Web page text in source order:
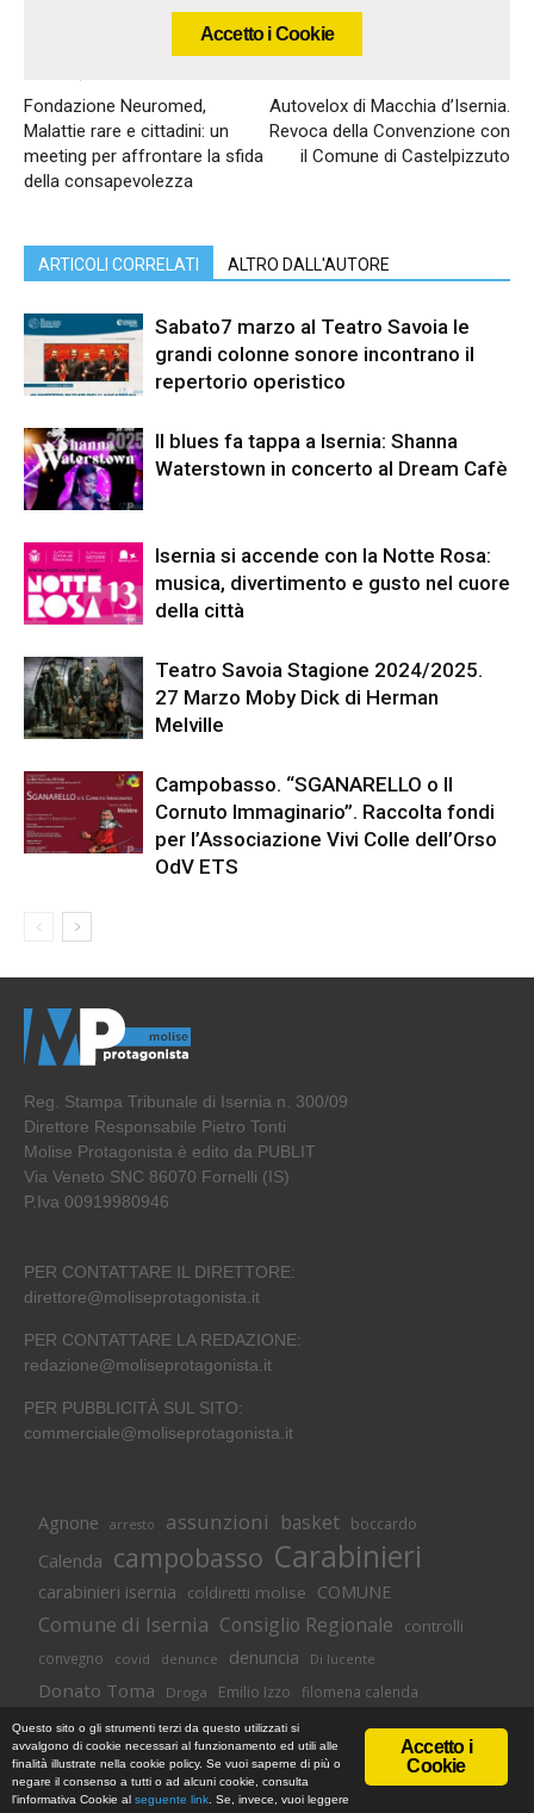
Accetto i Cookie
Fondazione Neuromed,
Malattie rare e cittadini: un
meeting per affrontare la sfida
della consapevolezza
Autovelox di Macchia d’Isernia.
Revoca della Convenzione con
il Comune di Castelpizzuto
ARTICOLI CORRELATI ALTRO DALL'AUTORE
Sabato7 marzo al Teatro Savoia le
grandi colonne sonore incontrano il
repertorio operistico
Il blues fa tappa a Isernia: Shanna
Waterstown in concerto al Dream Cafè
Isernia si accende con la Notte Rosa:
musica, divertimento e gusto nel cuore
della città
Teatro Savoia Stagione 2024/2025.
27 Marzo Moby Dick di Herman
Melville
Campobasso. “SGANARELLO o Il
Cornuto Immaginario”. Raccolta fondi
per l’Associazione Vivi Colle dell’Orso
OdV ETS
Reg. Stampa Tribunale di Isernia n. 300/09
Direttore Responsabile Pietro Tonti
Molise Protagonista è edito da PUBLIT
Via Veneto SNC 86070 Fornelli (IS)
P.Iva 00919980946
PER CONTATTARE IL DIRETTORE:
direttore@moliseprotagonista.it
PER CONTATTARE LA REDAZIONE:
redazione@moliseprotagonista.it
PER PUBBLICITÀ SUL SITO:
commerciale@moliseprotagonista.it
Agnone arresto assunzioni basket boccardo
Calenda campobasso Carabinieri
carabinieri isernia coldiretti molise COMUNE
Comune di Isernia Consiglio Regionale controlli
convegno covid denunce denuncia Di lucente
Donato Toma Droga Emilio Izzo filomena calenda
Isernia lavoro M5S magnolia molise
neuromed Occupazione polizia polizia di stato
Pozzilli presidente toma regione
© Copyright 2018 -
MoliseProtagonista | Web Agency
Informativa Cookie |Privacy Policy
Accetto i
Cookie
Questo sito o gli strumenti terzi da questo utilizzati si
avvalgono di cookie necessari al funzionamento ed utili alle
finalità illustrate nella cookie policy. Se vuoi saperne di più o
negare il consenso a tutti o ad alcuni cookie, consulta
l'informativa Cookie al seguente link . Se, invece, vuoi leggere